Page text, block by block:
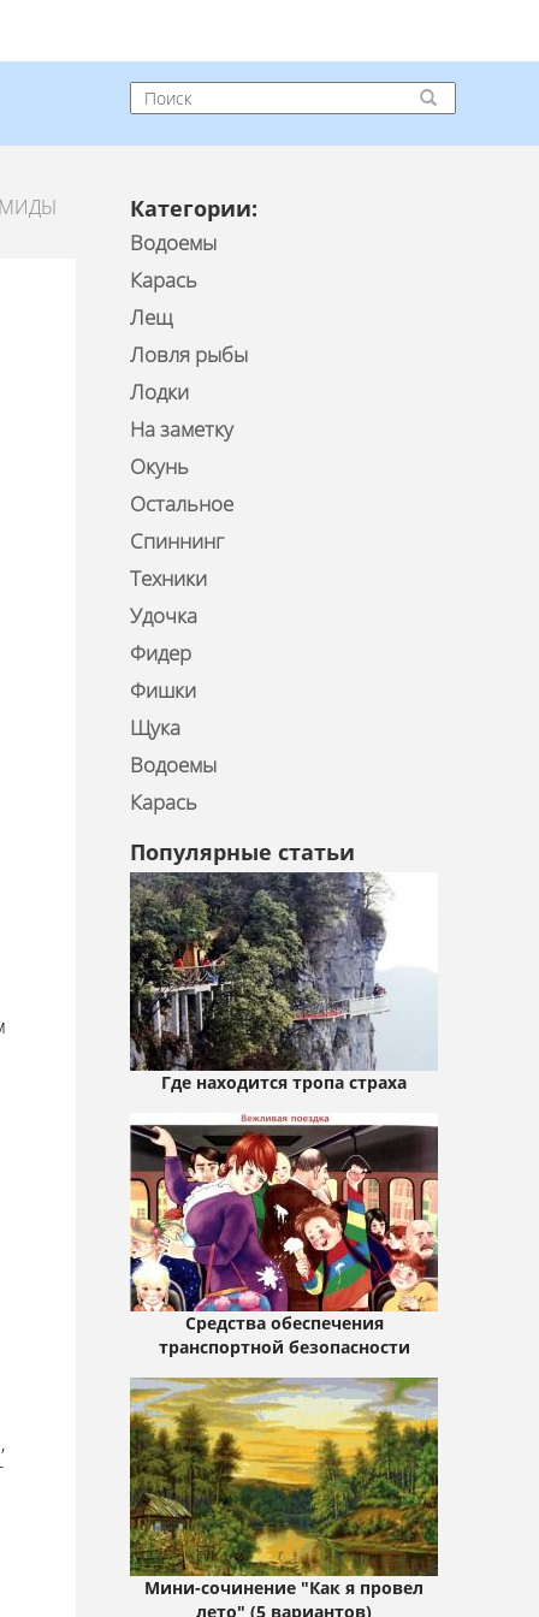
Категории:
Водоемы
Карась
Лещ
Ловля рыбы
Лодки
На заметку
Окунь
Остальное
Спиннинг
Техники
Удочка
Фидер
Фишки
Щука
Водоемы
Карась
Популярные статьи
Где находится тропа страха
Средства обеспечения
транспортной безопасности
Мини-сочинение "Как я провел
лето" (5 вариантов)